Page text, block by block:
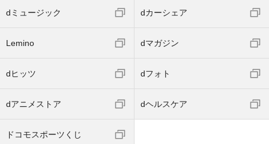
dミュージック dカーシェア
Lemino dマガジン
dヒッツ dフォト
dアニメストア dヘルスケア
ドコモスポーツくじ